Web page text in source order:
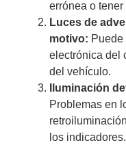
errónea o
Luces de
motivo: Puede
electrónica del
del vehículo.
Iluminación
Problemas en
los indicadores.